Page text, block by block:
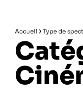
Accueil › Type de